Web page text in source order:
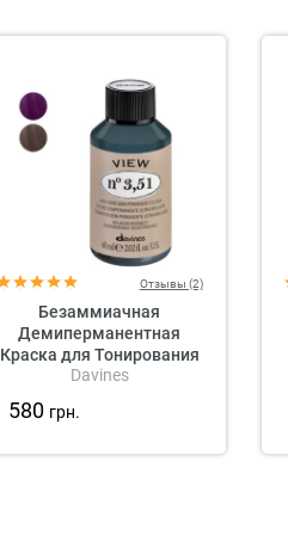
Отзывы (2)
Безаммиачная
Демиперманентная
Краска для Тонирования
Волос Davines View High
Shine Demi-Permanent
Colour Mahogany, 60 мл
Davines
580 грн.